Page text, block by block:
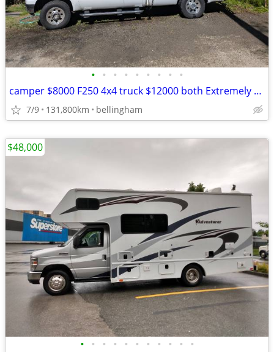
• • • • • • • • •
camper $8000 F250 4x4 truck $12000 both Extremely clean.
7/9 131,800km bellingham
• • • • • • • • • • •
$48,000